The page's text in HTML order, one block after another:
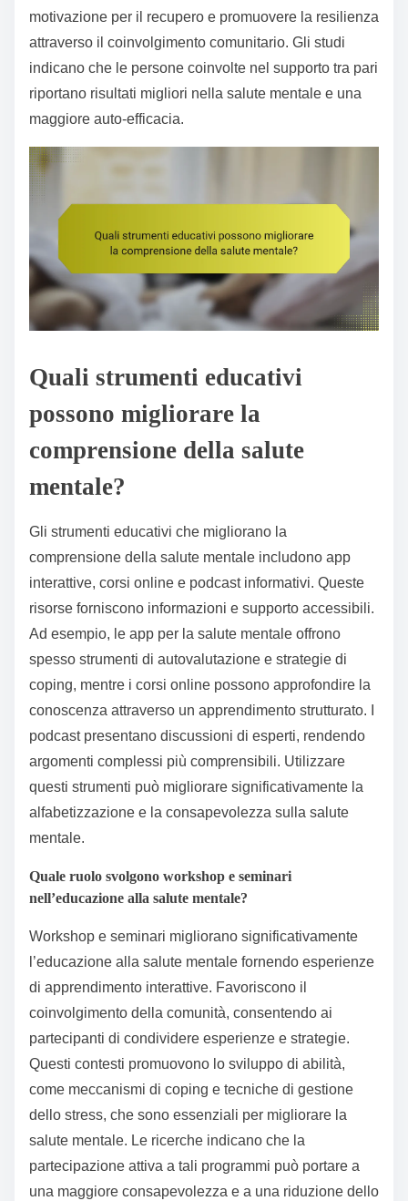
motivazione per il recupero e promuovere la resilienza
attraverso il coinvolgimento comunitario. Gli studi
indicano che le persone coinvolte nel supporto tra pari
riportano risultati migliori nella salute mentale e una
maggiore auto-efficacia.
Quali strumenti educativi
possono migliorare la
comprensione della salute
mentale?
Gli strumenti educativi che migliorano la
comprensione della salute mentale includono app
interattive, corsi online e podcast informativi. Queste
risorse forniscono informazioni e supporto accessibili.
Ad esempio, le app per la salute mentale offrono
spesso strumenti di autovalutazione e strategie di
coping, mentre i corsi online possono approfondire la
conoscenza attraverso un apprendimento strutturato. I
podcast presentano discussioni di esperti, rendendo
argomenti complessi più comprensibili. Utilizzare
questi strumenti può migliorare significativamente la
alfabetizzazione e la consapevolezza sulla salute
mentale.
Quale ruolo svolgono workshop e seminari
nell’educazione alla salute mentale?
Workshop e seminari migliorano significativamente
l’educazione alla salute mentale fornendo esperienze
di apprendimento interattive. Favoriscono il
coinvolgimento della comunità, consentendo ai
partecipanti di condividere esperienze e strategie.
Questi contesti promuovono lo sviluppo di abilità,
come meccanismi di coping e tecniche di gestione
dello stress, che sono essenziali per migliorare la
salute mentale. Le ricerche indicano che la
partecipazione attiva a tali programmi può portare a
una maggiore consapevolezza e a una riduzione dello